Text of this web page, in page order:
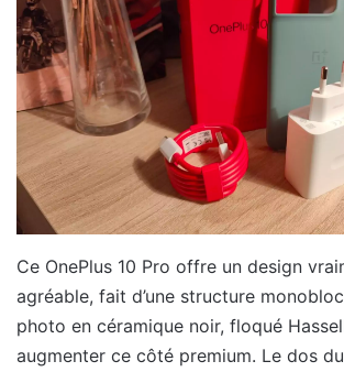
Ce OnePlus 10 Pro offre un design
agréable, fait d’une structure
photo en céramique noir, floqué
augmenter ce côté premium. Le dos